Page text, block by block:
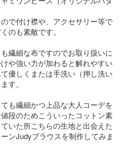
で付け襟や、アクセサリー等で
のも素敵です。
繊細な布ですのでお取り扱いに
や強い力が加わると解れやすい
優しくまたは手洗い（押し洗い
す。
も繊細かつ上品な大人コーデを
段のためこういったコットン素
いた所こちらの生地と出会えた
ンJudyブラウスを制作してみま